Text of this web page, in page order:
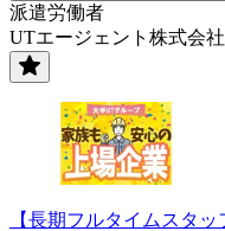
派遣労働者
UTエージェント株式会
【長期フルタイムスタ